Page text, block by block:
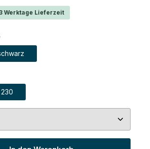
Werktage Lieferzeit
auswählen
ist zurzeit nicht verfügbar.)
230
Gib den gewünschten Wert